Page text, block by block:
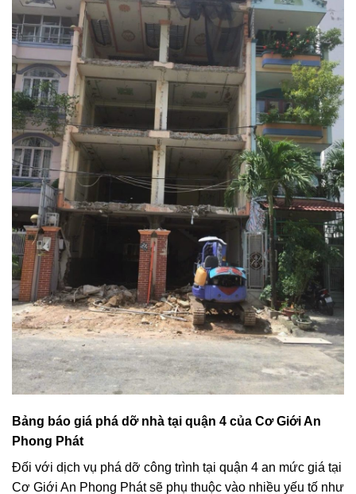
Bảng báo giá phá dỡ nhà tại quận 4 của Cơ Giới An
Phong Phát
Đối với dịch vụ phá dỡ công trình tại quận 4 an mức giá tại
Cơ Giới An Phong Phát sẽ phụ thuộc vào nhiều yếu tố như